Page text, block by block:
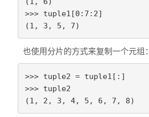
>>> tuple1[0:7:2]
(1, 3, 5, 7)
也使用分片的方式来复制一个元组：
>>> tuple2 = tuple1[:]
>>> tuple2
(1, 2, 3, 4, 5, 6, 7, 8)